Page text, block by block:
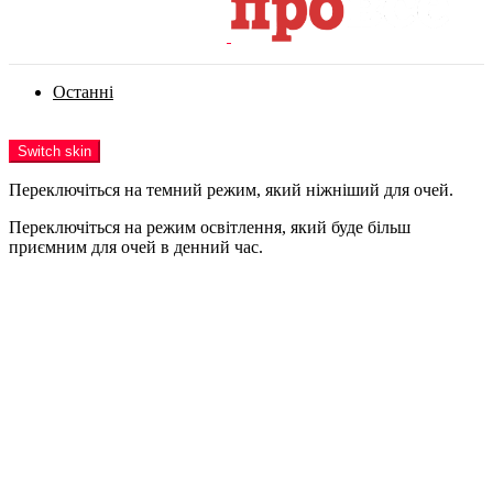
Останні
Switch skin
Переключіться на темний режим, який ніжніший для очей.
Переключіться на режим освітлення, який буде більш
приємним для очей в денний час.